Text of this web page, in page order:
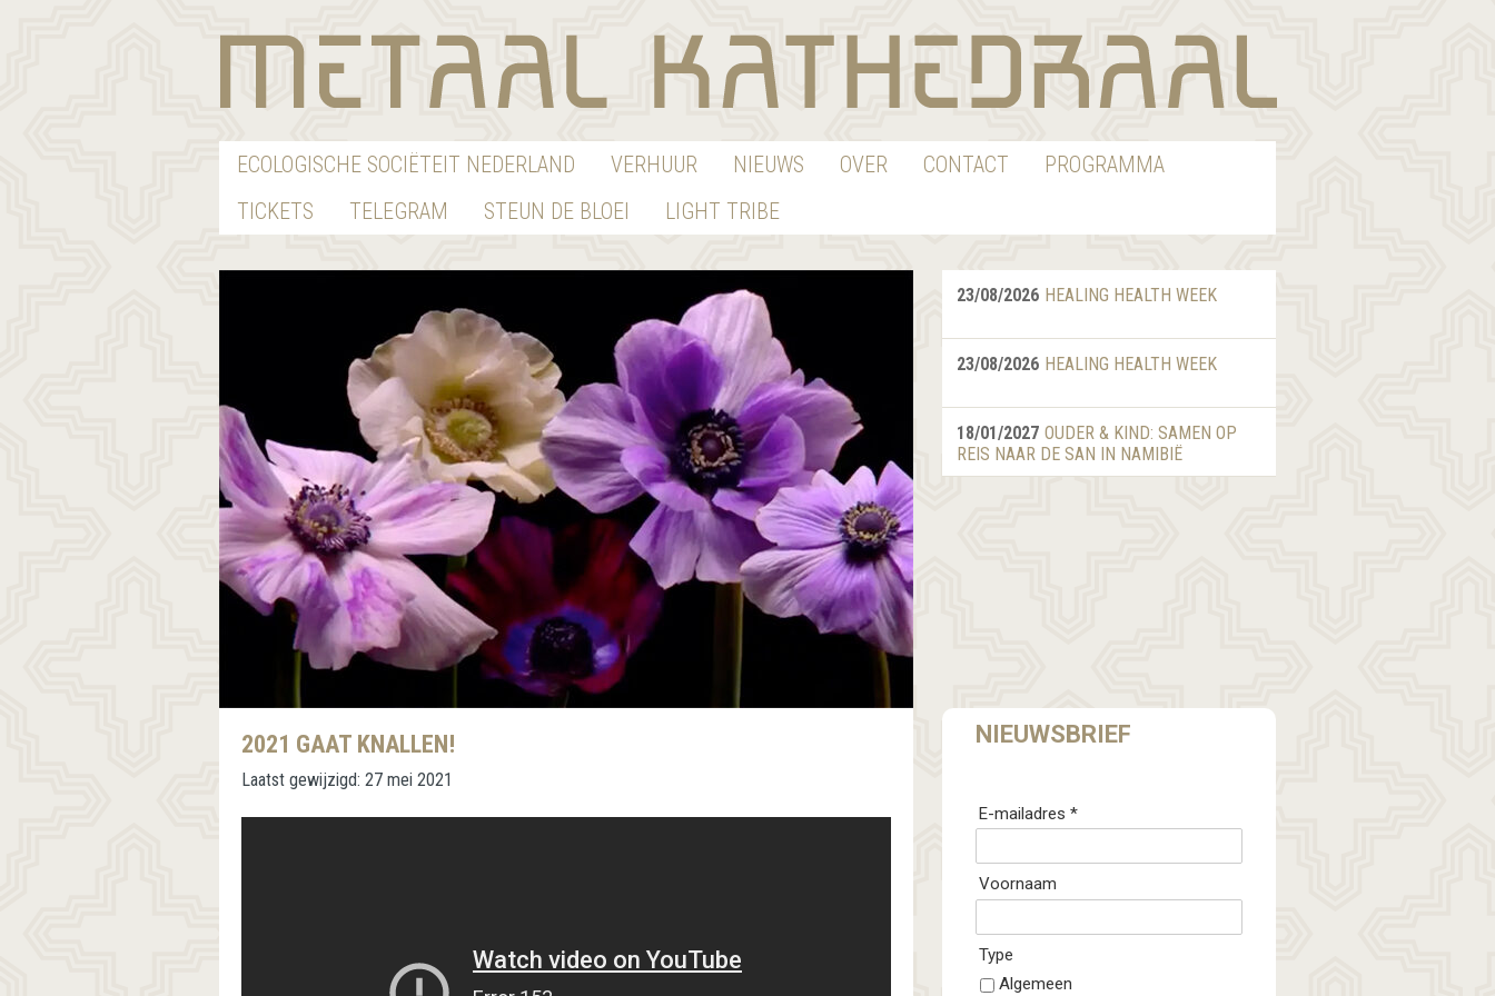
ECOLOGISCHE SOCIËTEIT NEDERLAND VERHUUR NIEUWS OVER CONTACT
PROGRAMMA
TICKETS
TELEGRAM STEUN DE BLOEI LIGHT TRIBE
2021 GAAT KNALLEN!
Laatst gewijzigd: 27 mei 2021
23/08/2026 HEALING HEALTH WEEK
23/08/2026 HEALING HEALTH WEEK
18/01/2027 OUDER & KIND: SAMEN OP
REIS NAAR DE SAN IN NAMIBIË
NIEUWSBRIEF
E-mailadres *
Voornaam
Type
Algemeen